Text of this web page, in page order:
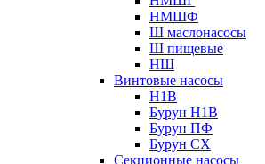
НМШФ
Ш маслонасосы
Ш пищевые
НШ
Винтовые насосы
Н1В
Бурун Н1В
Бурун ПФ
Бурун СХ
Секционные насосы